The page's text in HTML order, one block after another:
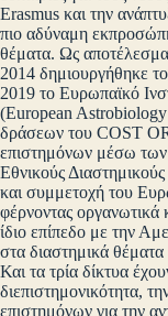
Erasmus και την
πιο αδύναμη
θέματα. Ως
2014 δημιουργήθηκε
2019 το Ευρωπαϊκό
(European
δράσεων του COST
επιστημόνων μέσω
Εθνικούς
και συμμετοχή του
φέρνοντας
ίδιο επίπεδο με την
στα διαστημικά
Και τα τρία δίκτυα
διεπιστημονικότητα,
επιστημόνων για την